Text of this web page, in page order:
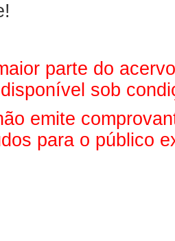
parte do
sob
emite
para o público